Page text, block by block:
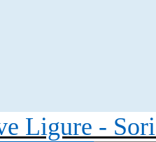
Ligure - Sori